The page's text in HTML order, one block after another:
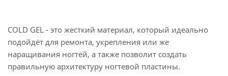
COLD GEL - это жесткий материал, который идеально
подойдёт для ремонта, укрепления или же
наращивания ногтей, а также позволит создать
правильную архитектуру ногтевой пластины.